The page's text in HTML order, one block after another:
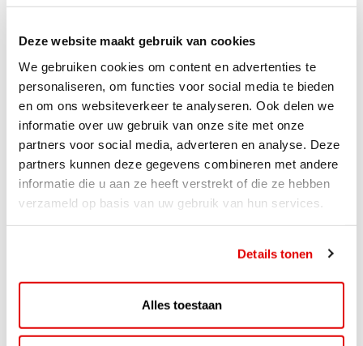
Deze website maakt gebruik van cookies
We gebruiken cookies om content en advertenties te
personaliseren, om functies voor social media te bieden
en om ons websiteverkeer te analyseren. Ook delen we
informatie over uw gebruik van onze site met onze
partners voor social media, adverteren en analyse. Deze
partners kunnen deze gegevens combineren met andere
informatie die u aan ze heeft verstrekt of die ze hebben
verzameld op basis van uw gebruik van hun services.
Details tonen
Alles toestaan
ViaAVIA Super Deal: 20% korting bij
ViaLuxury Hotels
ViaAVIA Super Deal: €25 korting bij ViaLuxury Hotels